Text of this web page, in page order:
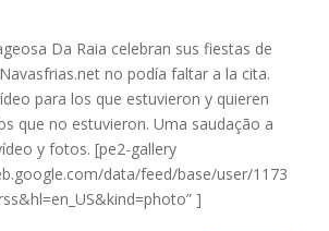
Da Raia celebran sus fiestas de
no podía faltar a la cita.
para los que estuvieron y quieren
que no estuvieron. Uma saudação a
y fotos. [pe2-gallery
data/feed/base/user/1173
]